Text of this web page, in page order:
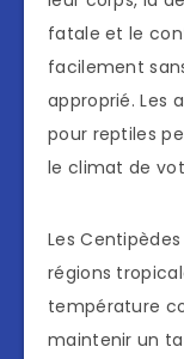
fatale et le
facilement
approprié. Les
pour reptiles
le climat de
Les
régions
température
maintenir un